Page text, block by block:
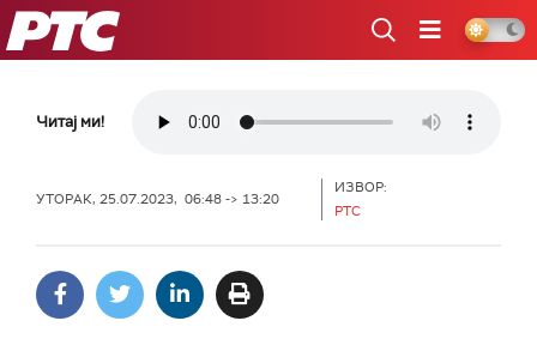
РТС
Читај ми!
УТОРАК, 25.07.2023, 06:48 -> 13:20
ИЗВОР:
РТС